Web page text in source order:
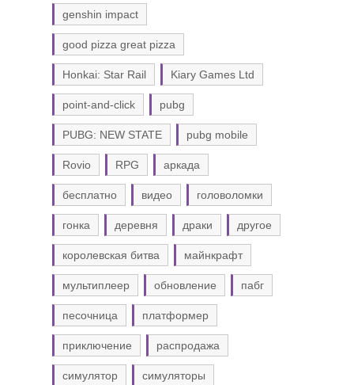
genshin impact
good pizza great pizza
Honkai: Star Rail Kiary Games Ltd
point-and-click pubg
PUBG: NEW STATE pubg mobile
Rovio RPG аркада
бесплатно видео головоломки
гонка деревня драки другое
королевская битва майнкрафт
мультиплеер обновление пабг
песочница платформер
приключение распродажа
симулятор симуляторы